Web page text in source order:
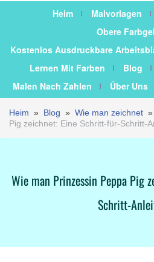
Heim Malvorlagen
Obere
Kostenlos Ausdruckbare
Lernen Mit Farben
Blog
Malen Nach Zahlen
Über Uns
Heim » Blog » Wie man zeichnet »
Pig zeichnet: Eine Schritt-für-Schritt-
Wie man Prinzessin Peppa Pig
Schritt-